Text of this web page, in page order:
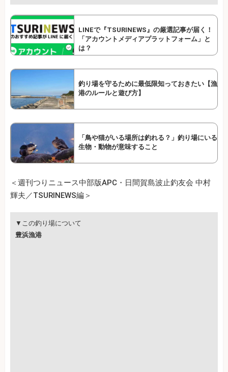
LINEで『TSURINEWS』の厳選記事が届く！
「アカウントメディアプラットフォーム」と
は？
釣り場を守るために最低限知っておきたい【漁
港のルールと遊び方】
「鳥や猫がいる場所は釣れる？」釣り場にいる
生物・動物が意味すること
＜週刊つりニュース中部版APC・日間賀島波止釣友会 中村
輝夫／TSURINEWS編＞
▼この釣り場について
豊浜漁港